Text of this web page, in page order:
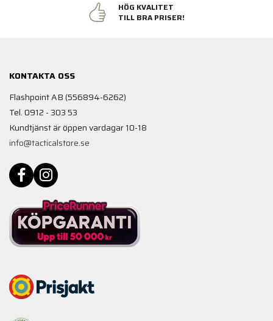
HÖG KVALITET
TILL BRA PRISER!
KONTAKTA OSS
Flashpoint AB (556894-6262)
Tel. 0912 - 303 53
Kundtjänst är öppen vardagar 10-18
info@tacticalstore.se